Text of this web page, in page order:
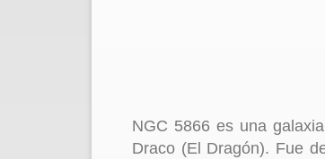
NGC 5866 es una
Draco (El Dragón). Fue